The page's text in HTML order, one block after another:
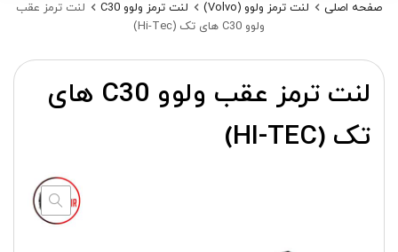
صفحه اصلی لنت ترمز ولوو (Volvo) لنت ترمز ولوو C30
لنت ترمز عقب
ولوو C30 های تک (Hi-Tec)
لنت ترمز عقب ولوو C30 های
تک (HI-TEC)